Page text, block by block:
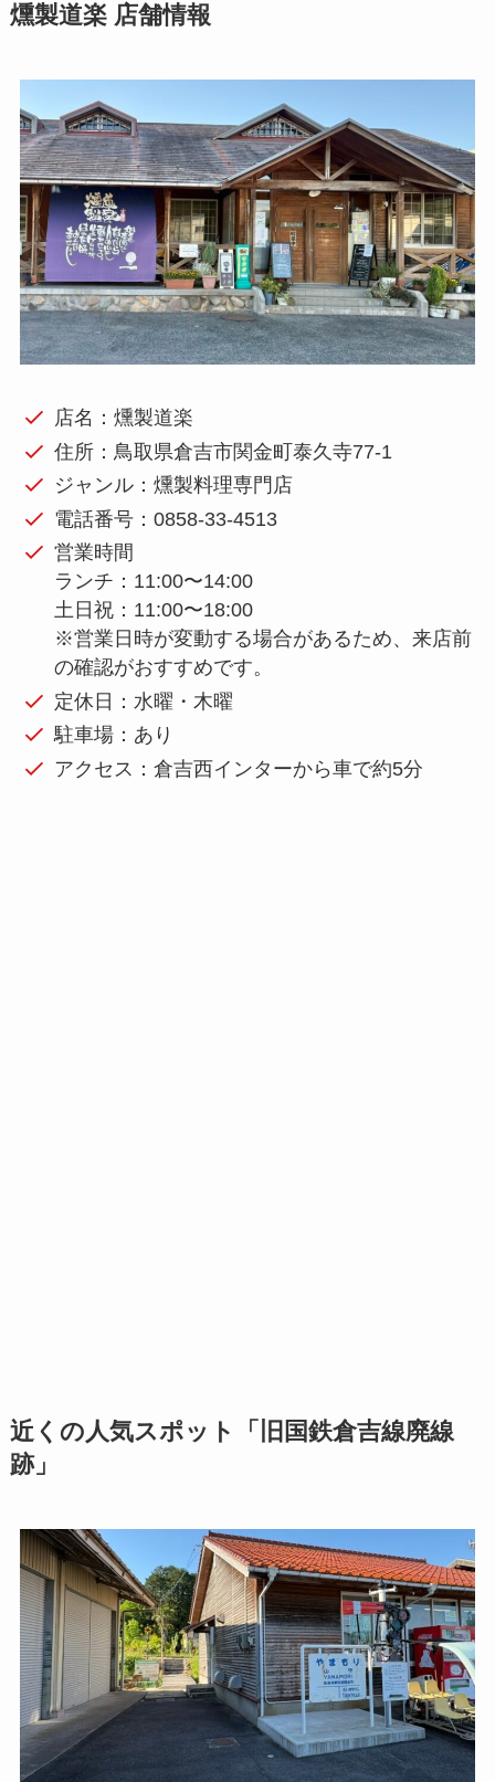
燻製道楽 店舗情報
店名：燻製道楽
住所：鳥取県倉吉市関金町泰久寺77-1
ジャンル：燻製料理専門店
電話番号：0858-33-4513
営業時間
ランチ：11:00〜14:00
土日祝：11:00〜18:00
※営業日時が変動する場合があるため、来店前
の確認がおすすめです。
定休日：水曜・木曜
駐車場：あり
アクセス：倉吉西インターから車で約5分
近くの人気スポット「旧国鉄倉吉線廃線
跡」